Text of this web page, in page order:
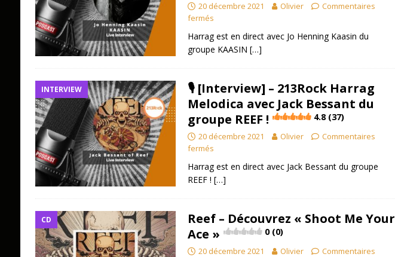
20 décembre 2021 Olivier
Commentaires
fermés
Harrag est en direct avec Jo Henning Kaasin du
groupe KAASIN […]
INTERVIEW
🎙 [Interview] – 213Rock Harrag
Melodica avec Jack Bessant du
groupe REEF !
4.8 (37)
20 décembre 2021 Olivier
Commentaires
fermés
Harrag est en direct avec Jack Bessant du groupe
REEF ! […]
CD
Reef – Découvrez « Shoot Me Your
Ace »
0 (0)
20 décembre 2021 Olivier
Commentaires